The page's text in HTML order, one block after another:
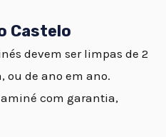
Castelo
devem ser limpas de 2
ou de ano em ano.
com garantia,